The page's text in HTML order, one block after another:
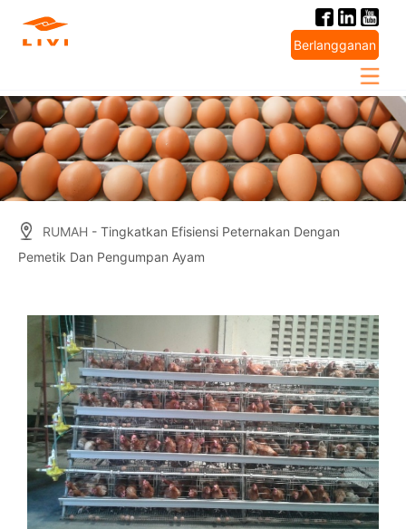
Berlangganan
RUMAH - Tingkatkan Efisiensi Peternakan Dengan
Pemetik Dan Pengumpan Ayam